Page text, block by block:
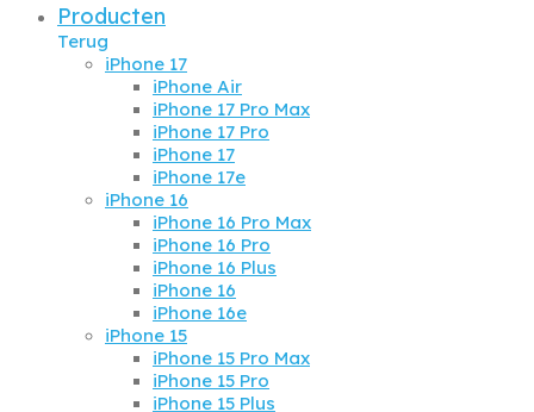
Producten
Terug
iPhone 17
iPhone Air
iPhone 17 Pro Max
iPhone 17 Pro
iPhone 17
iPhone 17e
iPhone 16
iPhone 16 Pro Max
iPhone 16 Pro
iPhone 16 Plus
iPhone 16
iPhone 16e
iPhone 15
iPhone 15 Pro Max
iPhone 15 Pro
iPhone 15 Plus